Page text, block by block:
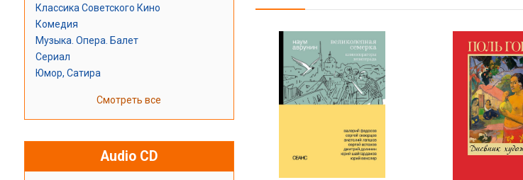
Классика Советского Кино
Комедия
Музыка. Опера. Балет
Сериал
Юмор, Сатира
Смотреть все
Audio CD